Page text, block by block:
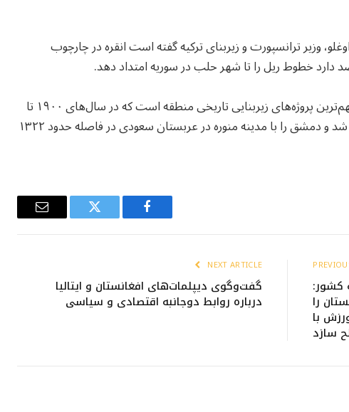
عبدالقادر اورال اوغلو، وزیر ترانسپورت و زیربنای ترکیه گفته است انقره در چارچوب
خطوط ریل را تا شهر حلب در سوریه امتداد دهد.
قابل یادآوری است که خط آهن حجاز یکی از مهم‌ترین پروژه‌های زیربنایی تاریخی منطقه است که در سال‌های ۱۹۰۰ تا
۱۹۰۸ میلادی (در دوره خلافت عثمانی) ساخته شد و دمشق را با مدینه منوره در عربستان سعودی در فاصله حدود ۱۳۲۲
Facebook
Twitter
Email
کشور:
را
با
سازد
NEXT ARTICLE
گفت‌وگوی دیپلمات‌های افغانستان و ایتالیا
درباره روابط دوجانبه اقتصادی و سیاسی